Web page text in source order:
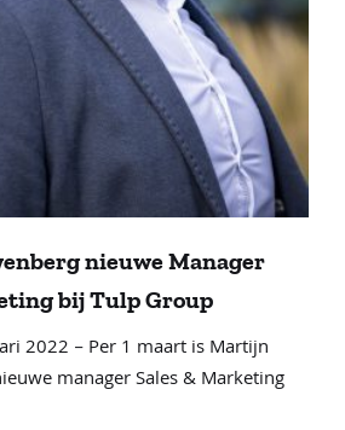
nieuwe Manager
bij Tulp Group
2022 – Per 1 maart is Martijn
manager Sales & Marketing